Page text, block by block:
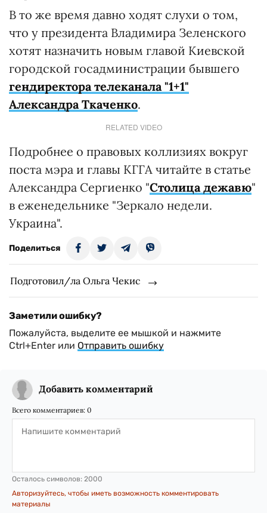
В то же время давно ходят слухи о том,
что у президента Владимира Зеленского
хотят назначить новым главой Киевской
городской госадминистрации бывшего
гендиректора телеканала "1+1"
Александра Ткаченко.
RELATED VIDEO
Подробнее о правовых коллизиях вокруг
поста мэра и главы КГГА читайте в статье
Александра Сергиенко "Столица дежавю"
в еженедельнике "Зеркало недели.
Украина".
Поделиться
Подготовил/ла Ольга Чекис
Заметили ошибку?
Пожалуйста, выделите ее мышкой и нажмите
Ctrl+Enter или Отправить ошибку
Добавить комментарий
Всего комментариев: 0
Осталось символов: 2000
Авторизуйтесь, чтобы иметь возможность комментировать
материалы